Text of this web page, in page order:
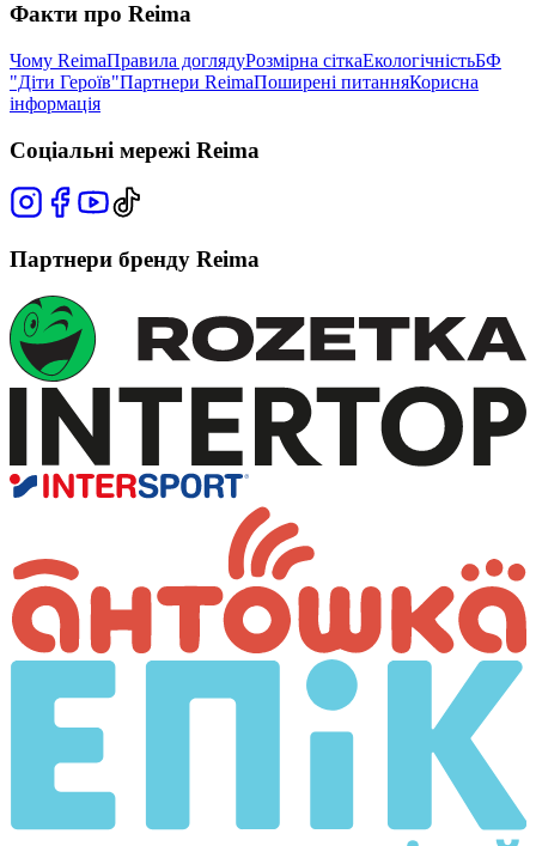
Факти про Reima
Чому ReimaПравила доглядуРозмірна сіткаЕкологічністьБФ
"Діти Героїв"Партнери ReimaПоширені питанняКорисна
інформація
Соціальні мережі Reima
Партнери бренду Reima